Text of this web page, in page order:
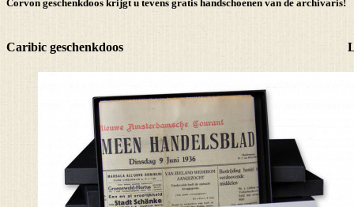
Corvon geschenkdoos krijgt u tevens gratis handschoenen van de archivaris!
Caribic geschenkdoos